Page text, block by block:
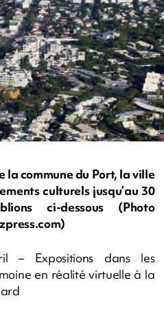
la commune du Port, la ville
culturels jusqu’au 30
ci-dessous (Photo
Expositions dans les
en réalité virtuelle à la